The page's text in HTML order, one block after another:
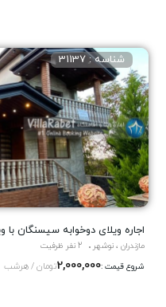
اجاره ویلای دوخوابه سیسنگان
شناسه : 31137
مازندران ، نوشهر
2 نفر ظرفیت
شروع قیمت :2,000,000تومان / هرشب